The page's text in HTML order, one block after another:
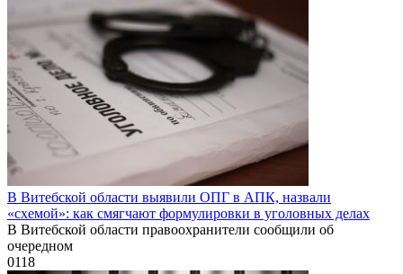
В Витебской области выявили ОПГ в АПК, назвали
«схемой»: как смягчают формулировки в уголовных делах
В Витебской области правоохранители сообщили об
очередном
0118